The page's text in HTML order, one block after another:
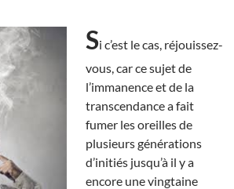
Si c’est le cas, réjouissez-
vous, car ce sujet de
l’immanence et de la
transcendance a fait
fumer les oreilles de
plusieurs générations
d’initiés jusqu’à il y a
encore une vingtaine